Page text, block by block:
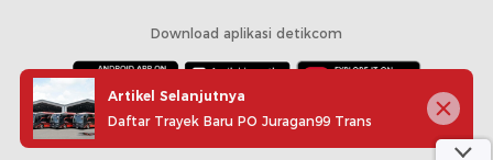
Download aplikasi detikcom
Copyright @ 2026 detikcom, All right reserved
Artikel Selanjutnya
Daftar Trayek Baru PO Juragan99 Trans